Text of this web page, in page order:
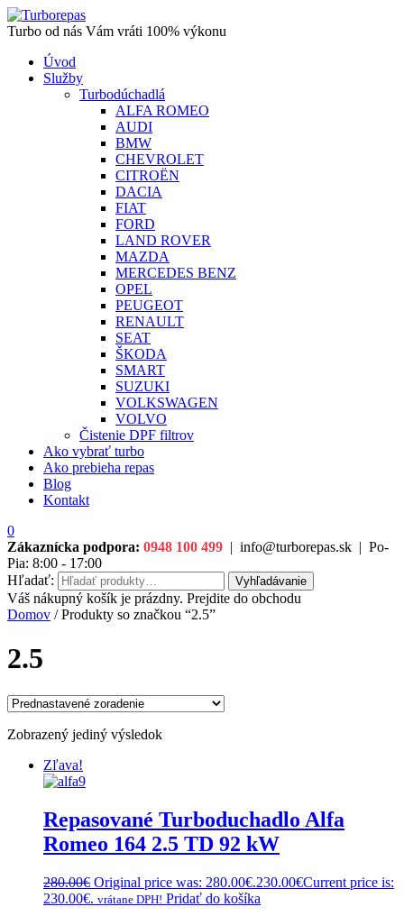
Turbo od nás Vám vráti 100% výkonu
Úvod
Služby
Turbodúchadlá
ALFA ROMEO
AUDI
BMW
CHEVROLET
CITROËN
DACIA
FIAT
FORD
LAND ROVER
MAZDA
MERCEDES BENZ
OPEL
PEUGEOT
RENAULT
SEAT
ŠKODA
SMART
SUZUKI
VOLKSWAGEN
VOLVO
Čistenie DPF filtrov
Ako vybrať turbo
Ako prebieha repas
Blog
Kontakt
0
Zákaznícka podpora: 0948 100 499 | info@turborepas.sk | Po-
Pia: 8:00 - 17:00
Hľadať:
Vyhľadávanie
Váš nákupný košík je prázdny. Prejdite do obchodu
Domov / Produkty so značkou “2.5”
2.5
Zobrazený jediný výsledok
Zľava!
Repasované Turboduchadlo Alfa
Romeo 164 2.5 TD 92 kW
280.00€ Original price was: 280.00€.230.00€Current price is:
230.00€. vrátane DPH! Pridať do košíka